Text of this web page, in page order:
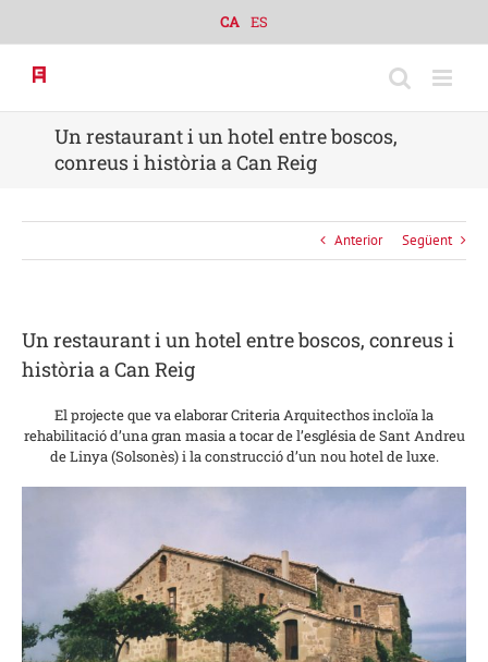
content
CA ES
Un restaurant i un hotel entre boscos,
conreus i història a Can Reig
Anterior Següent
Un restaurant i un hotel entre boscos, conreus i
història a Can Reig
El projecte que va elaborar Criteria Arquitecthos incloïa la
rehabilitació d’una gran masia a tocar de l’església de Sant Andreu
de Linya (Solsonès) i la construcció d’un nou hotel de luxe.